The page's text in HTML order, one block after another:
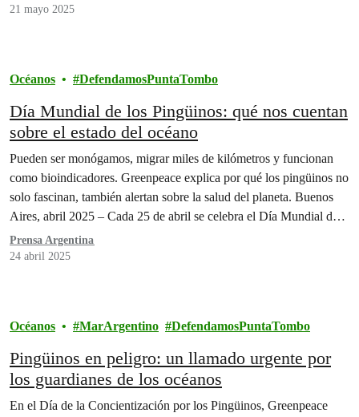
21 mayo 2025
Océanos DefendamosPuntaTombo
Día Mundial de los Pingüinos: qué nos cuentan
sobre el estado del océano
Pueden ser monógamos, migrar miles de kilómetros y funcionan
como bioindicadores. Greenpeace explica por qué los pingüinos no
solo fascinan, también alertan sobre la salud del planeta. Buenos
Aires, abril 2025 – Cada 25 de abril se celebra el Día Mundial de
los Pingüinos, una oportunidad para volver la mirada hacia el mar
y recordar…
Prensa Argentina
24 abril 2025
Océanos MarArgentino DefendamosPuntaTombo
Pingüinos en peligro: un llamado urgente por
los guardianes de los océanos
En el Día de la Concientización por los Pingüinos, Greenpeace